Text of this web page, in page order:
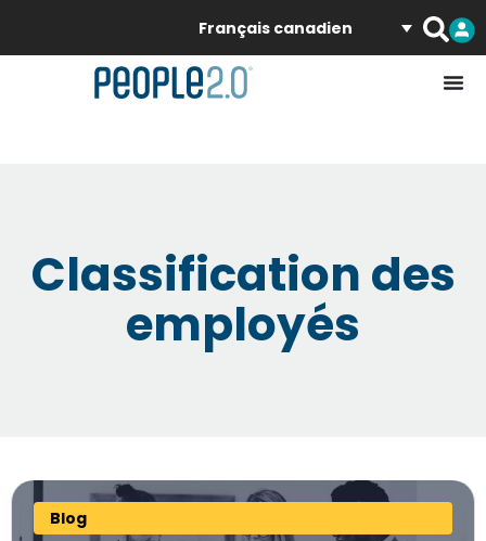
Français canadien
Classification des
employés
Blog